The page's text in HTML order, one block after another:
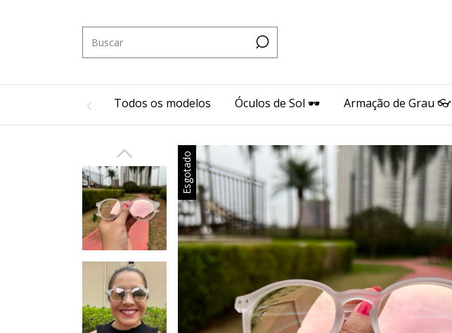
Todos os modelos Óculos de Sol 🕶️ Armação de Grau 👓
Esgotado